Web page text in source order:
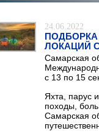
24.06.2022
ЛОКАЦИЙ
Самарская
с 13 по 15
Яхта, парус
походы,
Самарская